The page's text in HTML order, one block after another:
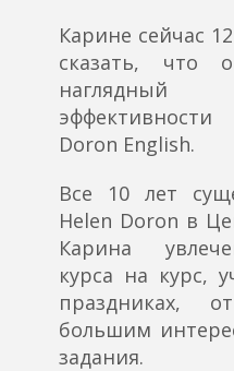
Карине сейчас
сказать, что
Doron English.
Все 10 лет
Helen Doron в
Карина
курса на курс,
праздниках,
большим
задания.